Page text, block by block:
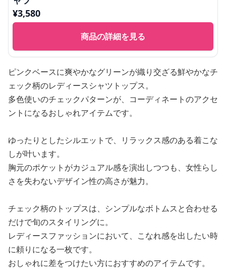
¥3,580
商品の詳細を見る
ピンクベースに爽やかなグリーンが織り交ざる鮮やかなチ
ェック柄のレディースシャツトップス。
多色使いのチェックパターンが、コーディネートのアクセ
ントになるおしゃれアイテムです。
ゆったりとしたシルエットで、リラックス感のある着こな
しが叶います。
胸元のポケットがカジュアル感を演出しつつも、女性らし
さを失わないデザイン性の高さが魅力。
チェック柄のトップスは、シンプルなボトムスと合わせる
だけで旬のスタイリングに。
レディースファッションにおいて、こなれ感を出したい時
に頼りになる一枚です。
おしゃれに差をつけたい方におすすめのアイテムです。